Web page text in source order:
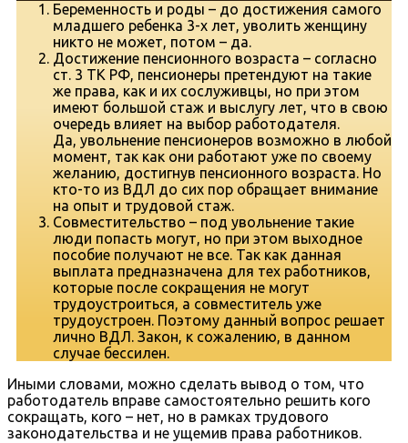
Беременность и роды – до достижения самого
младшего ребенка 3-х лет, уволить женщину
никто не может, потом – да.
Достижение пенсионного возраста – согласно
ст. 3 ТК РФ, пенсионеры претендуют на такие
же права, как и их сослуживцы, но при этом
имеют большой стаж и выслугу лет, что в свою
очередь влияет на выбор работодателя.
Да, увольнение пенсионеров возможно в любой
момент, так как они работают уже по своему
желанию, достигнув пенсионного возраста. Но
кто-то из ВДЛ до сих пор обращает внимание
на опыт и трудовой стаж.
Совместительство – под увольнение такие
люди попасть могут, но при этом выходное
пособие получают не все. Так как данная
выплата предназначена для тех работников,
которые после сокращения не могут
трудоустроиться, а совместитель уже
трудоустроен. Поэтому данный вопрос решает
лично ВДЛ. Закон, к сожалению, в данном
случае бессилен.
Иными словами, можно сделать вывод о том, что
работодатель вправе самостоятельно решить кого
сокращать, кого – нет, но в рамках трудового
законодательства и не ущемив права работников.